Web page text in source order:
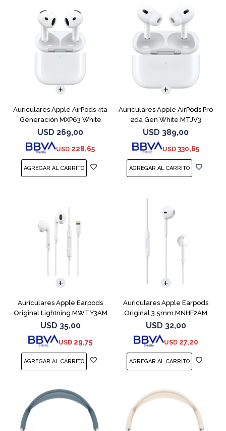
Auriculares Apple AirPods 4ta
Generación MXP63 White
USD 269,00
USD 228,65
Auriculares Apple AirPods Pro
2da Gen White MTJV3
Magsafe
USD 389,00
USD 330,65
Auriculares Apple Earpods
Original Lightning MWTY3AM
USD 35,00
USD 29,75
Auriculares Apple Earpods
Original 3.5mm MNHF2AM
USD 32,00
USD 27,20